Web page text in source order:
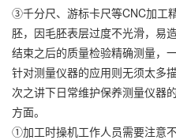
③千分尺、游标卡尺等CNC加工
胚，因毛胚表层过度不光滑，易
结束之后的质量检验精确测量，
针对测量仪器的应用则无须太多描
次之讲下日常维护保养测量仪器
方面。
①加工时操机工作人员需要注意